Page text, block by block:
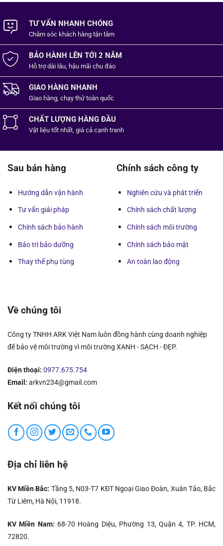
TƯ VẤN NHANH CHÓNG
Chăm sóc khách hàng tận tâm
BẢO HÀNH LÊN TỚI 2 NĂM
Hỗ trợ dài lâu, hậu mãi chu đáo
GIAO HÀNG NHANH
Giao hàng, chạy thử toàn quốc
CHẤT LƯỢNG HÀNG ĐẦU
Vật liệu tốtnhất, giá cả cạnh tranh
Sau bán hàng
Hướng dẫn vận hành
Tư vấn giải pháp
Chính sách bảo hành
Bảo trì bảo dưỡng
Thay thế phụ tùng
Chính sách công ty
Nghiên cứu và phát triển
Chính sách chất lượng
Chính sách môi trường
Chính sách bảo mật
An toàn lao động
Về chúng tôi
Công ty TNHH ARK Việt Nam luôn đồng hành cùng doanh nghiệp
để bảo vệ môi trường vì môi trường XANH - SẠCH - ĐẸP.
Điện thoại: 0977.675.754
Email: arkvn234@gmail.com
Kết nối chúng tôi
Địa chỉ liên hệ
KV Miền Bắc: Tầng 5, N03-T7 KĐT Ngoại Giao Đoàn, Xuân Tảo, Bắc
Từ Liêm, Hà Nội, 11918.
KV Miền Nam: 68-70 Hoàng Diệu, Phường 13, Quận 4, TP. HCM,
72820.